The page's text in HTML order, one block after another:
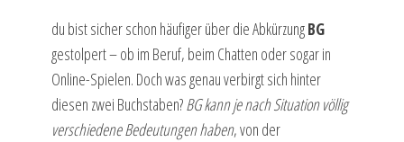
du bist sicher schon häufiger über die AbkürzungBG
gestolpert – ob im Beruf, beim Chatten oder sogar in
Online-Spielen. Doch was genau verbirgt sich hinter
diesen zwei Buchstaben?BG kann je nach Situation völlig
verschiedene Bedeutungen haben, von der